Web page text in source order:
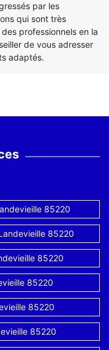
par les
qui sont très
professionnels en la
de vous adresser
adaptés.
85220
85220
85220
85220
85220
85220